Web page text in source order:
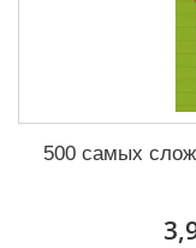
500 самых